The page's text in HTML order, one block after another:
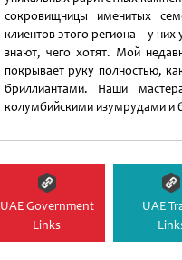
сокровищницы именитых
клиентов этого региона – у
знают, чего хотят. Мой
покрывает руку полностью,
бриллиантами. Наши
колумбийскими изумрудами и
UAE Government
Links
UAE